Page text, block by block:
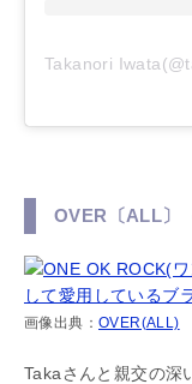
OVER〔ALL〕
画像出典： OVER(ALL)
Takaさんと親交の深